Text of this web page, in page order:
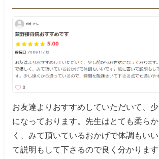
お友達よりおすすめしていただいて、
になっております。先生はとても柔ら
く、みて頂いているおかげで体調もい
て説明もして下さるので良く分かりま